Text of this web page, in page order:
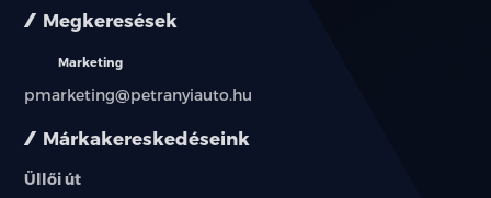
Márkakereskedéseink
Üllői út
Megkeresések
Marketing
pmarketing@petranyiauto.hu